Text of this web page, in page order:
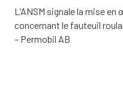
L’ANSM signale la mise
concernant le fauteuil
– Permobil AB